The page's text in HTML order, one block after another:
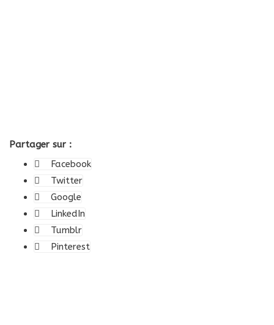
Partager sur :
Facebook
Twitter
Google
LinkedIn
Tumblr
Pinterest